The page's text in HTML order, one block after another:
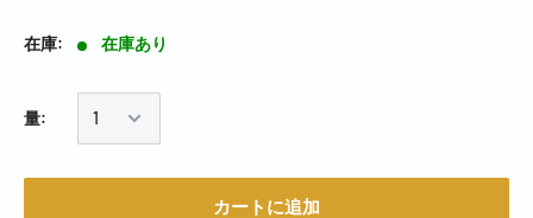
在庫: 在庫あり
量:
カートに追加